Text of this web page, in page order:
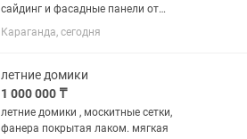
сайдинг и фасадные панели от
Немецких, Белорусских, Российских
производителей. Металлический
Кровельные материалы...
Караганда, сегодня
летние домики
1 000 000 ₸
летние домики , москитные сетки,
фанера покрытая лаком. мягкая